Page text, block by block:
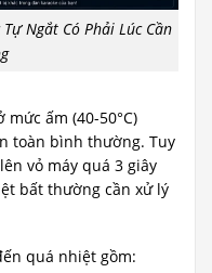
Ngắt Có Phải Lúc Cần
ấm (40-50°C)
toàn bình thường. Tuy
vỏ máy quá 3 giây
bất thường cần xử lý
quá nhiệt gồm: